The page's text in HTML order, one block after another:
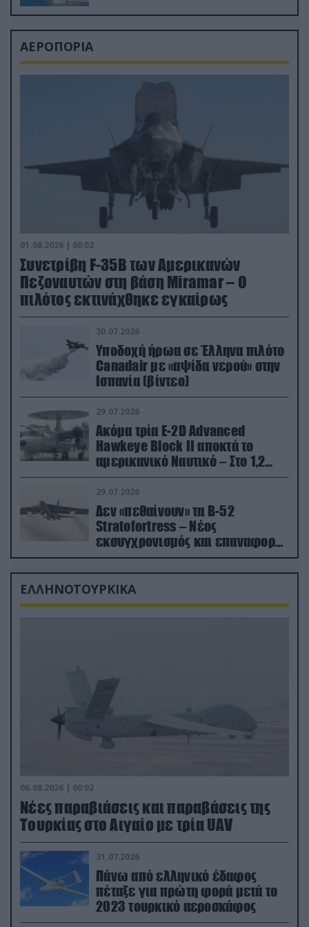
ΑΕΡΟΠΟΡΙΑ
01.08.2026 | 00:02
Συνετρίβη F-35B των Αμερικανών
Πεζοναυτών στη βάση Miramar – Ο
πιλότος εκτινάχθηκε εγκαίρως
30.07.2026
Υποδοχή ήρωα σε Έλληνα πιλότο
Canadair με «αψίδα νερού» στην
Ισπανία (βίντεο)
29.07.2026
Ακόμα τρία E-2D Advanced
Hawkeye Block II αποκτά το
αμερικανικό Ναυτικό – Στο 1,2
δισ.δολάρια το κόστος
29.07.2026
Δεν «πεθαίνουν» τα Β-52
Stratofortress – Νέος
εκσυγχρονισμός και επαναφορά
από τα «νεκροταφεία»
ΕΛΛΗΝΟΤΟΥΡΚΙΚΑ
06.08.2026 | 00:02
Νέες παραβιάσεις και παραβάσεις της
Τουρκίας στο Αιγαίο με τρία UAV
31.07.2026
Πάνω από ελληνικό έδαφος
πέταξε για πρώτη φορά μετά το
2023 τουρκικό αεροσκάφος